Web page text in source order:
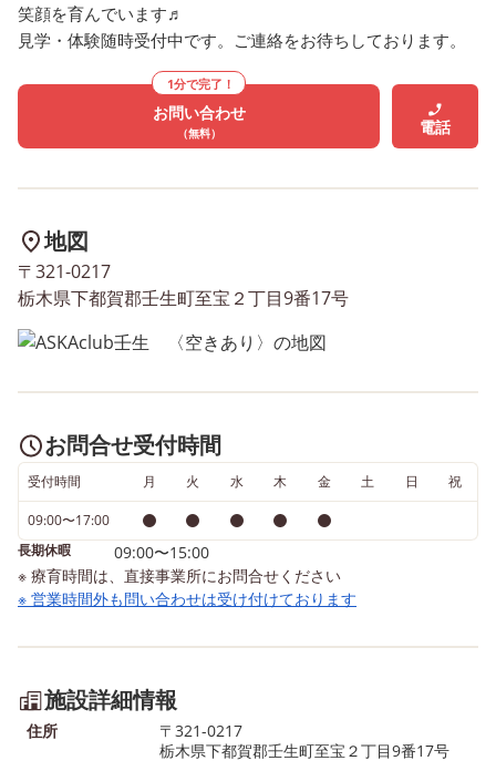
🌸 🌼 ASKA club 壬生では利
用児童を募集しています！ 🌼
運動あそびを通して、「でき
た！」という成功体験を積み
重ね、自信や意欲を育んでい
ます😊 特に児童発達支援で
での過ごし方を身につけられ
るよう支援しています✨ 年長
さんはもちろん、年少さん・
学・体験も随時受け付けてい
わせください😊 📞 お問い合
わせ・見学のお申し込みをお
待ちしております🍀 🏫 児童
発達支援・放課後等デイサー
ビス ASKA club 壬生 📍 住
所：栃木県下都賀郡壬生町至
宝2-9-17 📞 電話番号：0282-
83-1234 📸 Instagram：
🚙店舗近隣地域送迎実施中！
を取り入れていきたいと
付中！ 🌸／ ASKA club
では、児童発達支援・放
等デイサービスともにご
かし、「できた！」とい
✨ また、小学校入学を見
運動を通して、就学後の
つけられるようサポート
います🌸 見学・体験は
受け付けていますので、
んな雰囲気かな？」と気
った方は、ぜひお気軽に
い合わせください😊 🏫
ビス ASKA club 壬生 📍 住
https://
笑顔を育んでいます♬
見学・体験随時受付中です。ご連絡をお待ちしております。
1分で完了！
お問い合わせ
（無料） 電話
地図
〒321-0217
栃木県下都賀郡壬生町至宝２丁目9番17号
お問合せ受付時間
受付時間 月 火 水 木 金 土 日 祝
09:00〜17:00
長期休暇
09:00〜15:00
※ 療育時間は、直接事業所にお問合せください
※ 営業時間外も問い合わせは受け付けております
施設詳細情報
住所
〒321-0217
栃木県下都賀郡壬生町至宝２丁目9番17号